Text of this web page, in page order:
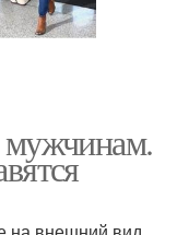
мужчинам.